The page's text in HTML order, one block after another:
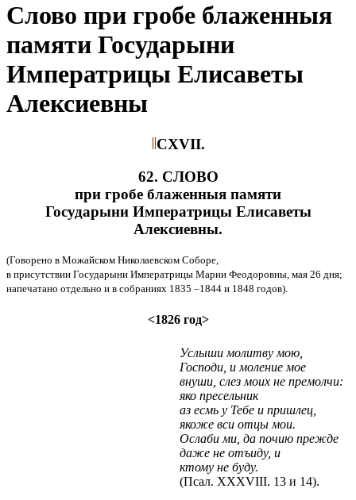
Слово при гробе блаженныя
памяти Государыни
Императрицы Елисаветы
Алексиевны
CXVII.
62. СЛОВО
при гробе блаженныя памяти
Государыни Императрицы Елисаветы
Алексиевны.
(Говорено в Можайском Николаевском Соборе,
в присутствии Государыни Императрицы Марии Феодоровны, мая 26 дня;
напечатано отдельно и в собраниях 1835 –1844 и 1848 годов).
<1826 год>
Услыши молитву мою,
Господи, и моление мое
внуши, слез моих не премолчи:
яко пресельник
аз есмь у Тебе и пришлец,
якоже вси отцы мои.
Ослаби ми, да почию прежде
даже не отъиду, и
ктому не буду.
(Псал. XXXVIII. 13 и 14).